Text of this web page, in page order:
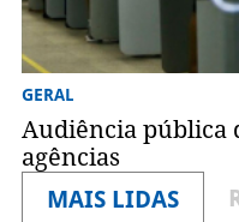
GERAL
Audiência pública
agências
MAIS LIDAS